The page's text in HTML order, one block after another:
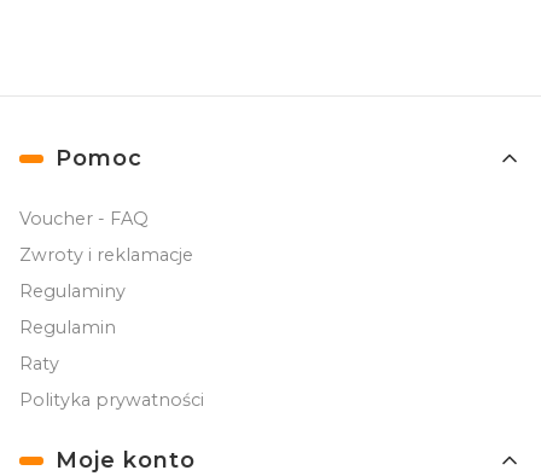
Linki w stopce
Pomoc
Voucher - FAQ
Zwroty i reklamacje
Regulaminy
Regulamin
Raty
Polityka prywatności
Moje konto